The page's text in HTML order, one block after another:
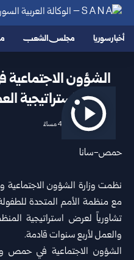
أخبار سوريا مجلس الشعب
الشؤون
تبحثان استراتيجية
2026/06/15 4:50 مساءً
حمص-سانا
نظمت وزارة الشؤون
مع منظمة الأمم المتحدة للطفولة
تشاورياً لعرض استراتيجية
والعمل لأربع سنوات قادمة.